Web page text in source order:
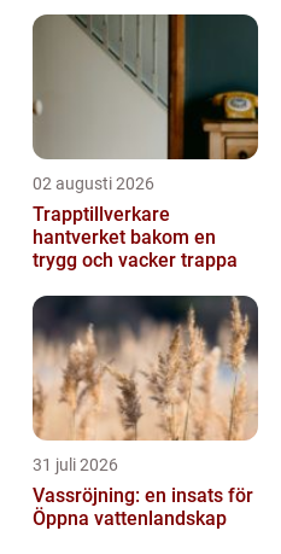
02 augusti 2026
Trapptillverkare
hantverket bakom en
trygg och vacker trappa
31 juli 2026
Vassröjning: en insats för
Öppna vattenlandskap